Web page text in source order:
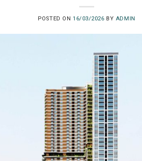
POSTED ON 16/03/2026 BY ADMIN